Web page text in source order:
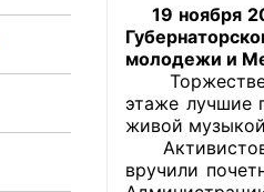
+7 (3842) 58-82-40
Главная
19 ноября
молодежи и
этаже лучшие
живой
Активистов
вручили